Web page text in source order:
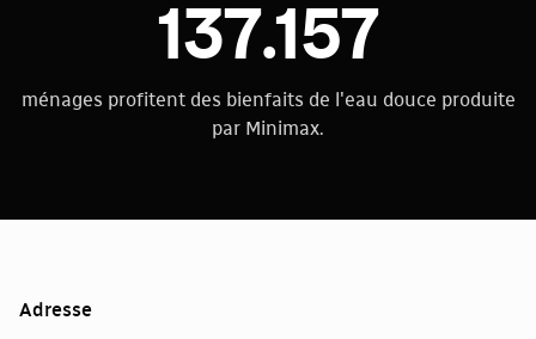
137.157
ménages profitent des bienfaits de l'eau douce produite
par Minimax.
Adresse